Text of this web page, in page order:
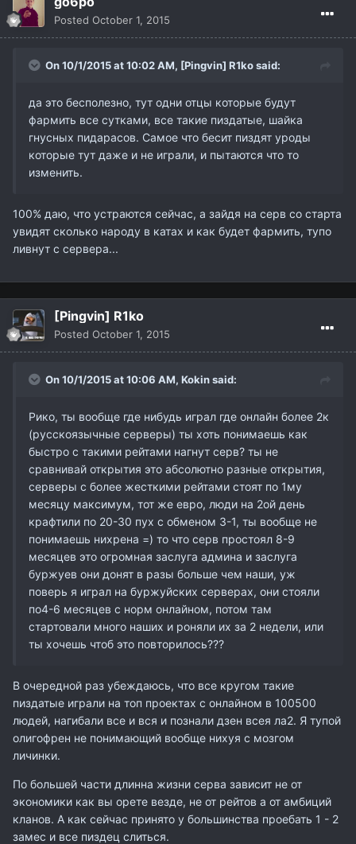
Posted October 1, 2015
On 10/1/2015 at 10:02 AM, [Pingvin] R1kosaid:
да это бесполезно, тут одни отцы которые будут
фармить все сутками, все такие пиздатые, шайка
гнусных пидарасов. Самое что бесит пиздят уроды
которые тут даже и не играли, и пытаются что то
изменить.
100% даю, что устраются сейчас, а зайдя на серв со старта
увидят сколько народу в катах и как будет фармить, тупо
ливнут с сервера...
[Pingvin] R1ko
Posted October 1, 2015
On 10/1/2015 at 10:06 AM, Kokinsaid:
Рико, ты вообще где нибудь играл где онлайн более 2к
(русскоязычные серверы) ты хоть понимаешь как
быстро с такими рейтами нагнут серв? ты не
сравнивай открытия это абсолютно разные открытия,
серверы с более жесткими рейтами стоят по 1му
месяцу максимум, тот же евро, люди на 2ой день
крафтили по 20-30 пух с обменом 3-1, ты вообще не
понимаешь нихрена =) то что серв простоял 8-9
месяцев это огромная заслуга админа и заслуга
буржуев они донят в разы больше чем наши, уж
поверь я играл на буржуйских серверах, они стояли
по4-6 месяцев с норм онлайном, потом там
стартовали много наших и роняли их за 2 недели, или
ты хочешь чтоб это повторилось???
В очередной раз убеждаюсь, что все кругом такие
пиздатые играли на топ проектах с онлайном в 100500
людей, нагибали все и вся и познали дзен всея ла2. Я тупой
олигофрен не понимающий вообще нихуя с мозгом
личинки.
По большей части длинна жизни серва зависит не от
экономики как вы орете везде, не от рейтов а от амбиций
кланов. А как сейчас принято у большинства проебать 1 - 2
замес и все пиздец слиться.